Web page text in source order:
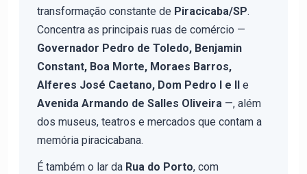
transformação constante de Piracicaba/SP.
Concentra as principais ruas de comércio —
Governador Pedro de Toledo, Benjamin
Constant, Boa Morte, Moraes Barros,
Alferes José Caetano, Dom Pedro I e II e
Avenida Armando de Salles Oliveira —, além
dos museus, teatros e mercados que contam a
memória piracicabana.
É também o lar da Rua do Porto, com